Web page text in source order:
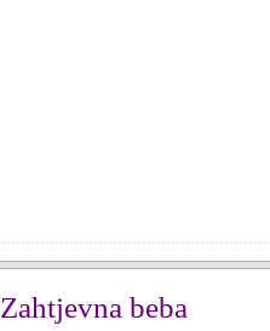
Zahtjevna beba